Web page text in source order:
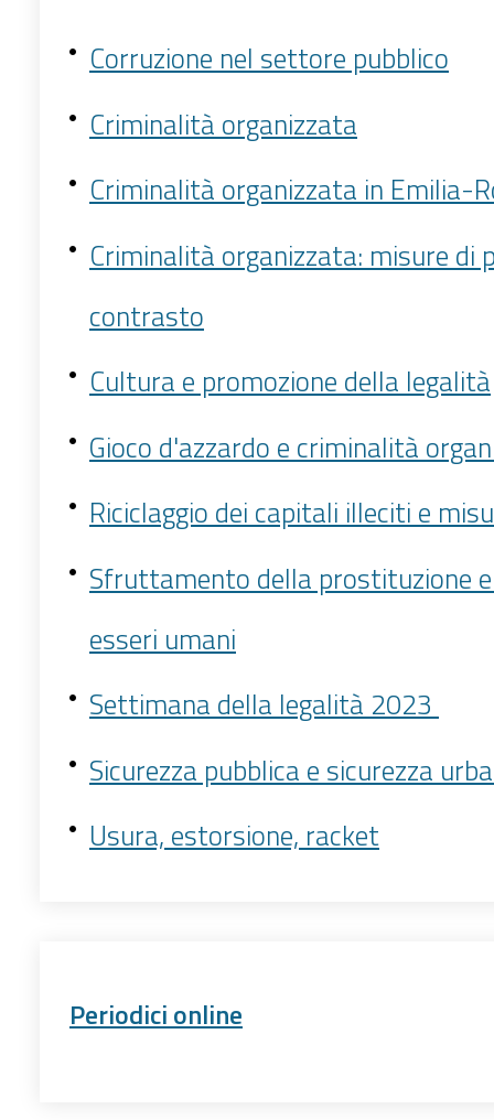
Corruzione nel settore pubblico
Criminalità organizzata
Criminalità organizzata in Emilia-
Criminalità organizzata: misure di
contrasto
Cultura e promozione della legalità
Gioco d'azzardo e criminalità
Riciclaggio dei capitali illeciti e
Sfruttamento della prostituzione
esseri umani
Settimana della legalità 2023
Sicurezza pubblica e sicurezza
Usura, estorsione, racket
Periodici online